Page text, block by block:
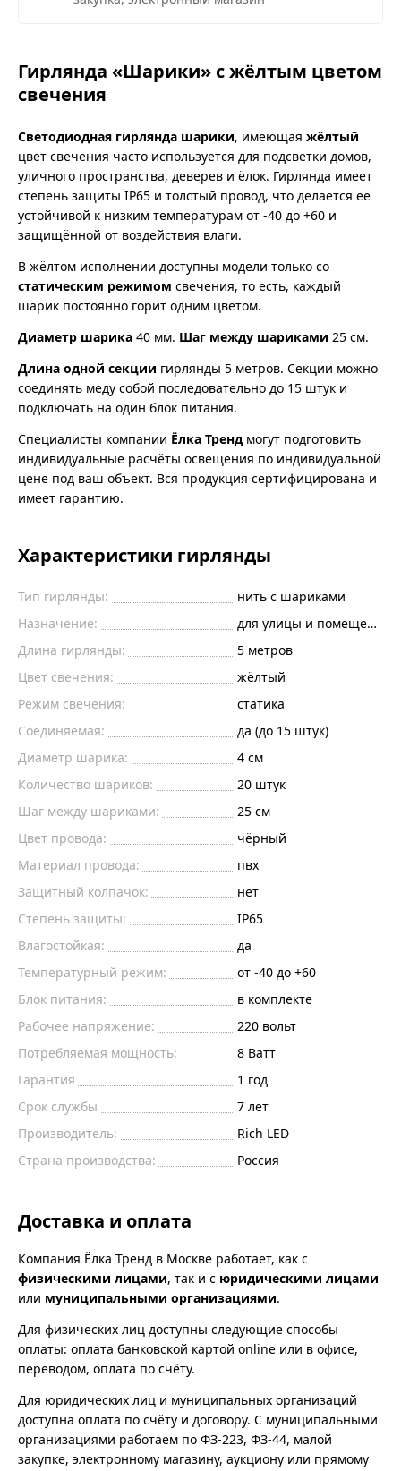
Гирлянда «Шарики» с жёлтым цветом
свечения
Светодиодная гирлянда шарики, имеющая жёлтый
цвет свечения часто используется для подсветки домов,
уличного пространства, деверев и ёлок. Гирлянда имеет
степень защиты IP65 и толстый провод, что делается её
устойчивой к низким температурам от -40 до +60 и
защищённой от воздействия влаги.
В жёлтом исполнении доступны модели только со
статическим режимом свечения, то есть, каждый
шарик постоянно горит одним цветом.
Диаметр шарика 40 мм. Шаг между шариками 25 см.
Длина одной секции гирлянды 5 метров. Секции можно
соединять меду собой последовательно до 15 штук и
подключать на один блок питания.
Специалисты компании Ёлка Трендмогут подготовить
индивидуальные расчёты освещения по индивидуальной
цене под ваш объект. Вся продукция сертифицирована и
имеет гарантию.
Характеристики гирлянды
Тип гирлянды:
нить с шариками
Назначение:
для улицы и помещений
Длина гирлянды:
5 метров
Цвет свечения:
жёлтый
Режим свечения:
статика
Соединяемая:
да (до 15 штук)
Диаметр шарика:
4 см
Количество шариков:
20 штук
Шаг между шариками:
25 см
Цвет провода:
чёрный
Материал провода:
пвх
Защитный колпачок:
нет
Степень защиты:
IP65
Влагостойкая:
да
Температурный режим:
от -40 до +60
Блок питания:
в комплекте
Рабочее напряжение:
220 вольт
Потребляемая мощность:
8 Ватт
Гарантия
1 год
Срок службы
7 лет
Производитель:
Rich LED
Страна производства:
Россия
Доставка и оплата
Компания Ёлка Тренд в Москве работает, как с
физическими лицами, так и с юридическими лицами
или муниципальными организациями.
Для физических лиц доступны следующие способы
оплаты: оплата банковской картой online или в офисе,
переводом, оплата по счёту.
Для юридических лиц и муниципальных организаций
доступна оплата по счёту и договору. С муниципальными
организациями работаем по ФЗ-223, ФЗ-44, малой
закупке, электронному магазину, аукциону или прямому